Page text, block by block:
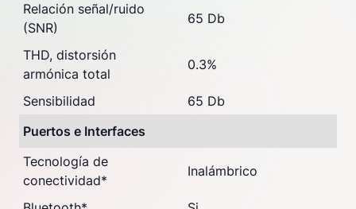
Relación señal/ruido
(SNR)
65 Db
THD, distorsión
armónica total
0.3%
Sensibilidad
65 Db
Puertos e Interfaces
Tecnología de
conectividad*
Inalámbrico